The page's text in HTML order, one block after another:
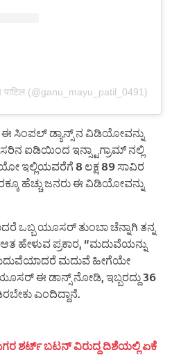
(@ganu_mayu_patil_0491)
ಸಿಂಪಲ್ ಡ್ಯಾನ್ಸ್ ನ ವಿಡಿಯೋವನ್ನು
ಐಡಿಯಿಂದ ಇನ್ಸ್ಟಾಗ್ರಾಮ್ ನಲ್ಲಿ
ಇಲ್ಲಿಯವರೆಗೆ 8 ಲಕ್ಷ 89 ಸಾವಿರ
ಹೆಚ್ಚು ಜನರು ಈ ವಿಡಿಯೋವನ್ನು
ಒಬ್ಬ ಯೂಸರ್ ತುಂಬಾ ಚೆನ್ನಾಗಿ ತನ್ನ
ಆತ ಹೇಳುವ ಪ್ರಕಾರ, “ಮದುವೆಯನ್ನು
ಮದುವೆ ಹೀಗೆಯೇ
ಯೂಸರ್ ಈ ಡಾನ್ಸ್ ನೋಡಿ, ಇಬ್ಬರದ್ದು 36
ಎಂದಿದ್ದಾನೆ.
ಶರ್ಟ್ ಬಟನ್ ವಿರುದ್ದ ದಿಶೆಯಲ್ಲಿ ಏಕೆ